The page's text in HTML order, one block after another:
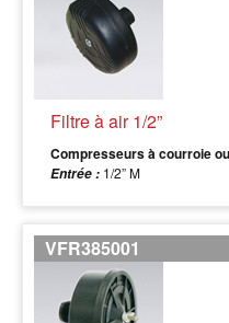
Filtre à air 1/2”
Compresseurs à courroie
Entrée : 1/2” M
VFR385001